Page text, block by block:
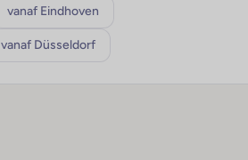
vanaf Eindhoven
vanaf Düsseldorf